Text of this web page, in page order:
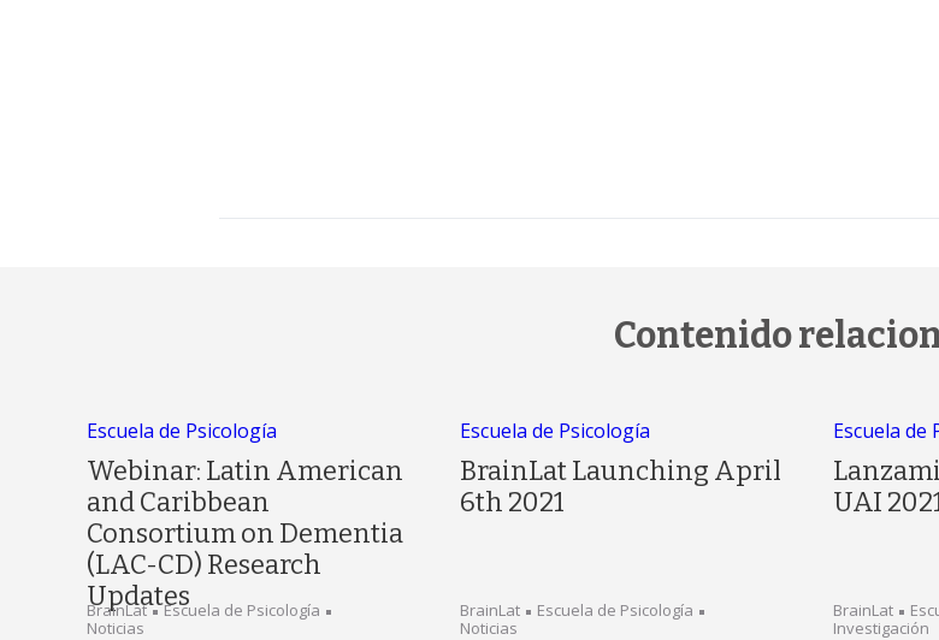
Contenido
Escuela de Psicología
Webinar: Latin American
and Caribbean
Consortium on Dementia
(LAC-CD) Research
Updates
BrainLat
Escuela de Psicología
Noticias
Escuela de Psicología
BrainLat Launching April
6th 2021
BrainLat
Escuela de Psicología
Noticias
Escuela de
UAI
BrainLat
Investigación